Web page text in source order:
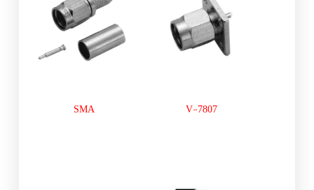
V-7807
SMA